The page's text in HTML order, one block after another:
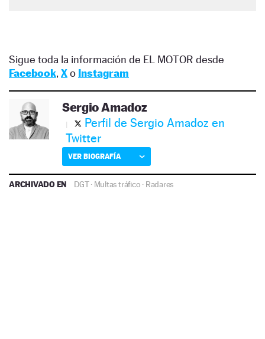
Sigue toda la información de EL MOTOR desde
Facebook, Xo Instagram
Sergio Amadoz
Perfil de Sergio Amadoz en
Twitter
VER BIOGRAFÍA
ARCHIVADO EN DGT· Multas tráfico · Radares